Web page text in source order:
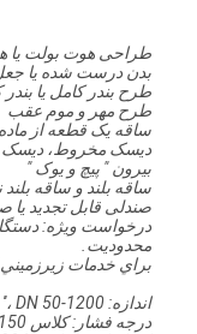
طراحی هوت بولت یا
بدن درست شده یا
طرح بندر کامل یا
طرح مهر و موم عقب
ساقه یک قطعه از
دیسک مخروط، دیسک
بيرون " پیچ و يوک "
ساقه بلند و ساقه
صندلی قابل تجدید
درخواست ویژه:
محدودیت.
براي خدمات زيرزميني
اندازه: NPS 2~ 48 ′′، DN 50-1200
درجه فشار: کلاس 150-2500 پوند، PN 10 ~ 400